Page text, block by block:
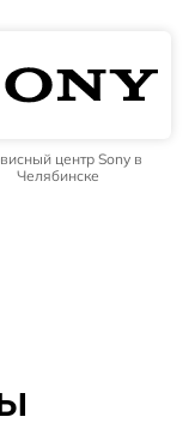
центр Sony в
Челябинске